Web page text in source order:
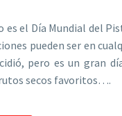
es el Día Mundial del
pueden ser en
pero es un gran
secos favoritos….